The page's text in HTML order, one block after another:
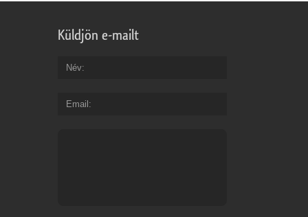
Küldjön e-mailt
Név
Email